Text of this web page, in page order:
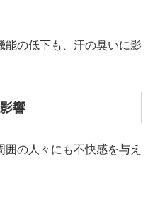
能の低下も、汗の臭いに影
響
の人々にも不快感を与え